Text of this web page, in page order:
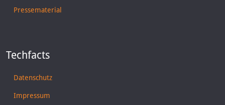
Pressematerial
Techfacts
Datenschutz
Impressum